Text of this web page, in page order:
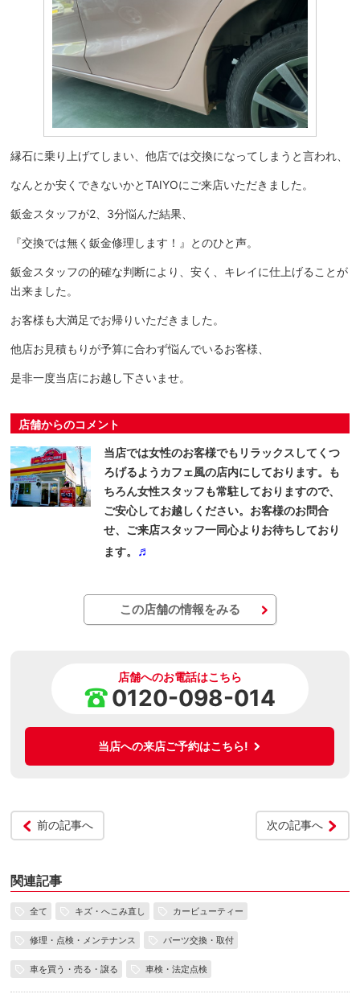
縁石に乗り上げてしまい、他店では交換になってしまうと言われ、
なんとか安くできないかとTAIYOにご来店いただきました。
鈑金スタッフが2、3分悩んだ結果、
『交換では無く鈑金修理します！』とのひと声。
鈑金スタッフの的確な判断により、安く、キレイに仕上げることが
出来ました。
お客様も大満足でお帰りいただきました。
他店お見積もりが予算に合わず悩んでいるお客様、
是非一度当店にお越し下さいませ。
店舗からのコメント
当店では女性のお客様でもリラックスしてくつ
ろげるようカフェ風の店内にしております。も
ちろん女性スタッフも常駐しておりますので、
ご安心してお越しください。お客様のお問合
せ、ご来店スタッフ一同心よりお待ちしており
ます。 ♬
この店舗の情報をみる
店舗へのお電話はこちら
0120-098-014
当店への来店ご予約はこちら!
前の記事へ 次の記事へ
関連記事
全て キズ・へこみ直し カービューティー
修理・点検・メンテナンス パーツ交換・取付
車を買う・売る・譲る 車検・法定点検